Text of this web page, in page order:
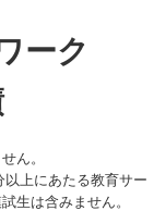
ーク
ん。
上にあたる教育サー
生は含みません。